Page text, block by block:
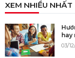
XEM NHIỀU NHẤT
hay
03/